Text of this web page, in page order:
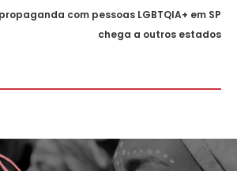
com pessoas LGBTQIA+ em SP
chega a outros estados